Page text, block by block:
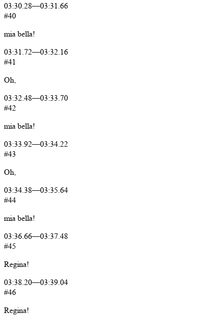
03:30.28—03:31.66
#40
mia bella!
03:31.72—03:32.16
#41
Oh,
03:32.48—03:33.70
#42
mia bella!
03:33.92—03:34.22
#43
Oh,
03:34.38—03:35.64
#44
mia bella!
03:36.66—03:37.48
#45
Regina!
03:38.20—03:39.04
#46
Regina!